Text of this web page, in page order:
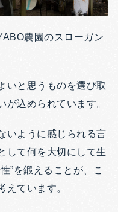
農園のスローガン
いと思うものを選び取
が込められています。
いように感じられる言
して何を大切にして生
”を鍛えることが、こ
えています。